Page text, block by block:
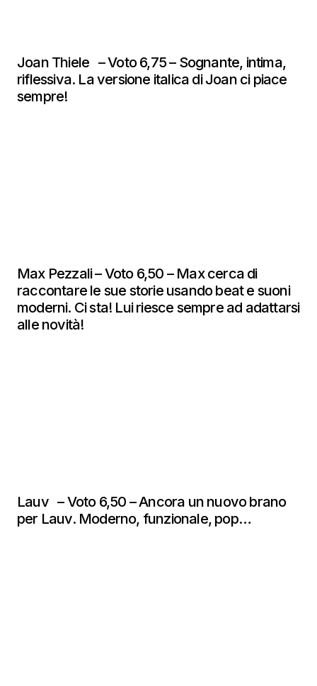
Joan Thiele – Voto 6,75 – Sognante, intima,
riflessiva. La versione italica di Joan ci piace
sempre!
Max Pezzali – Voto 6,50 – Max cerca di
raccontare le sue storie usando beat e suoni
moderni. Ci sta! Lui riesce sempre ad adattarsi
alle novità!
Lauv – Voto 6,50 – Ancora un nuovo brano
per Lauv. Moderno, funzionale, pop…